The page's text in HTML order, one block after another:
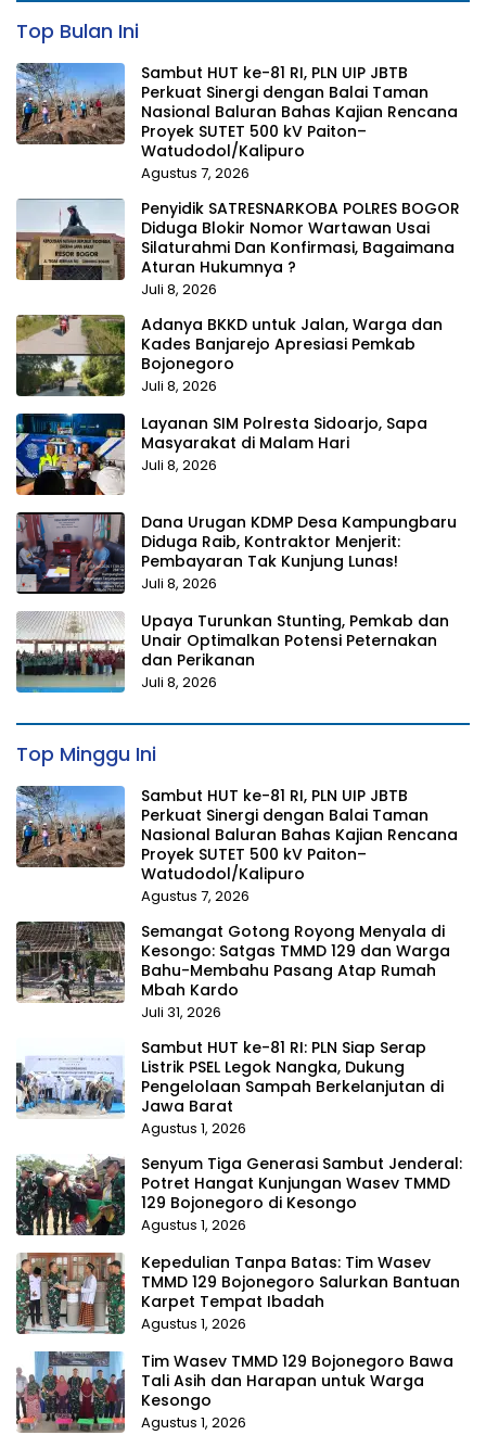
Top Bulan Ini
Sambut HUT ke-81 RI, PLN UIP JBTB
Perkuat Sinergi dengan Balai Taman
Nasional Baluran Bahas Kajian Rencana
Proyek SUTET 500 kV Paiton–
Watudodol/Kalipuro
Agustus 7, 2026
Penyidik SATRESNARKOBA POLRES BOGOR
Diduga Blokir Nomor Wartawan Usai
Silaturahmi Dan Konfirmasi, Bagaimana
Aturan Hukumnya ?
Juli 8, 2026
Adanya BKKD untuk Jalan, Warga dan
Kades Banjarejo Apresiasi Pemkab
Bojonegoro
Juli 8, 2026
Layanan SIM Polresta Sidoarjo, Sapa
Masyarakat di Malam Hari
Juli 8, 2026
Dana Urugan KDMP Desa Kampungbaru
Diduga Raib, Kontraktor Menjerit:
Pembayaran Tak Kunjung Lunas!
Juli 8, 2026
Upaya Turunkan Stunting, Pemkab dan
Unair Optimalkan Potensi Peternakan
dan Perikanan
Juli 8, 2026
Top Minggu Ini
Sambut HUT ke-81 RI, PLN UIP JBTB
Perkuat Sinergi dengan Balai Taman
Nasional Baluran Bahas Kajian Rencana
Proyek SUTET 500 kV Paiton–
Watudodol/Kalipuro
Agustus 7, 2026
Semangat Gotong Royong Menyala di
Kesongo: Satgas TMMD 129 dan Warga
Bahu-Membahu Pasang Atap Rumah
Mbah Kardo
Juli 31, 2026
Sambut HUT ke-81 RI: PLN Siap Serap
Listrik PSEL Legok Nangka, Dukung
Pengelolaan Sampah Berkelanjutan di
Jawa Barat
Agustus 1, 2026
Senyum Tiga Generasi Sambut Jenderal:
Potret Hangat Kunjungan Wasev TMMD
129 Bojonegoro di Kesongo
Agustus 1, 2026
Kepedulian Tanpa Batas: Tim Wasev
TMMD 129 Bojonegoro Salurkan Bantuan
Karpet Tempat Ibadah
Agustus 1, 2026
Tim Wasev TMMD 129 Bojonegoro Bawa
Tali Asih dan Harapan untuk Warga
Kesongo
Agustus 1, 2026